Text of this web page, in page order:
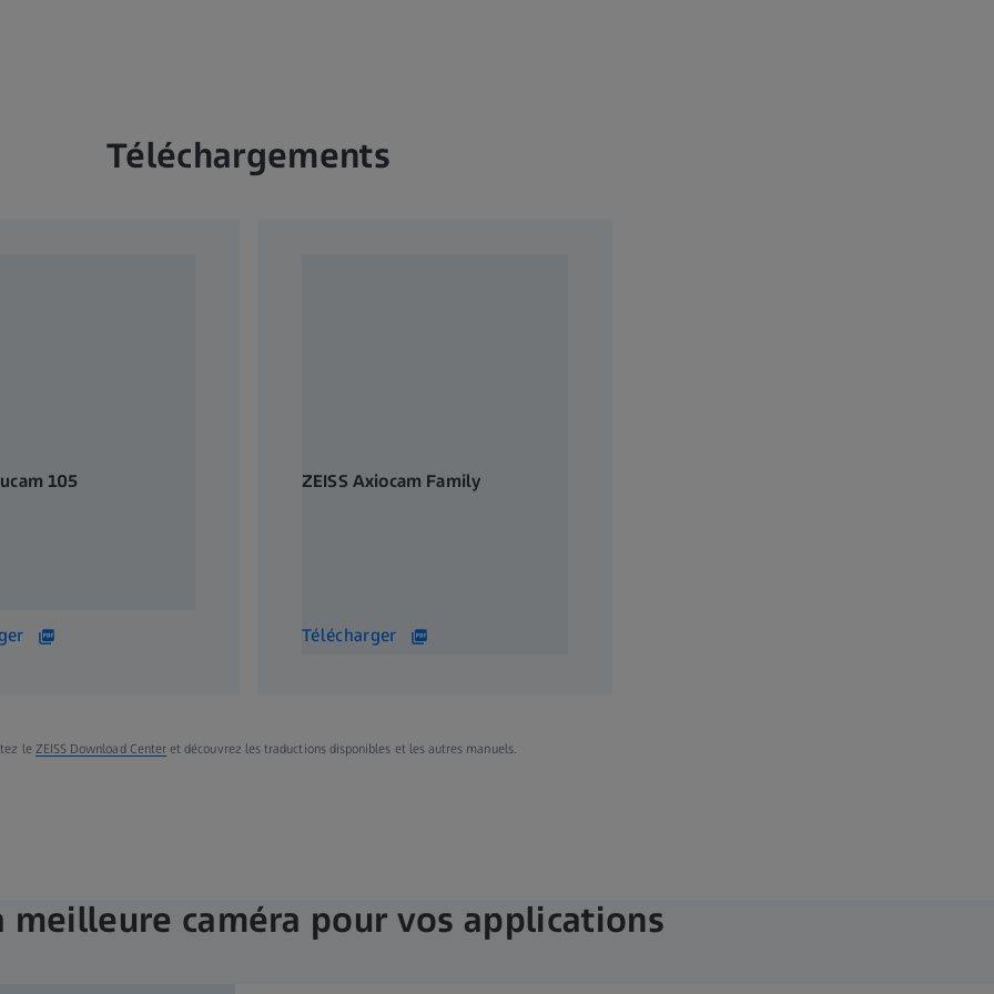
Téléchargements
105
ZEISS Axiocam Family
Télécharger
le ZEISS Download Center et découvrez les traductions disponibles et les autres manuels.
meilleure caméra pour vos applications